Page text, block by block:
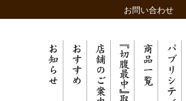
お問い合わせ